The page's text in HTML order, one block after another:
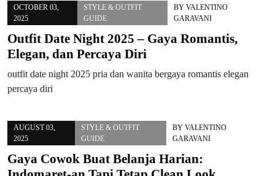
OCTOBER 03,
2025
STYLE & OUTFIT
GUIDE
BYVALENTINO
GARAVANI
Outfit Date Night 2025 – Gaya Romantis,
Elegan, dan Percaya Diri
outfit date night 2025 pria dan wanita bergaya romantis elegan
percaya diri
AUGUST 03,
2025
STYLE & OUTFIT
GUIDE
BY VALENTINO
GARAVANI
Gaya Cowok Buat Belanja Harian: